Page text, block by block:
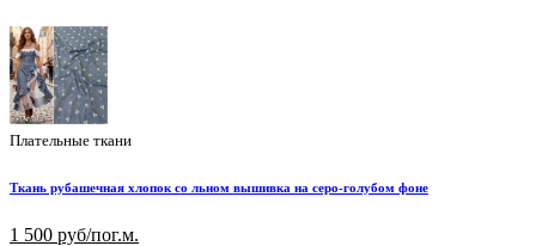
Плательные ткани
Ткань рубашечная хлопок со льном вышивка на серо-голубом фоне
1 500 руб/пог.м.